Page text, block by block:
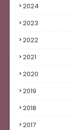
2024
2023
2022
2021
2020
2019
2018
2017